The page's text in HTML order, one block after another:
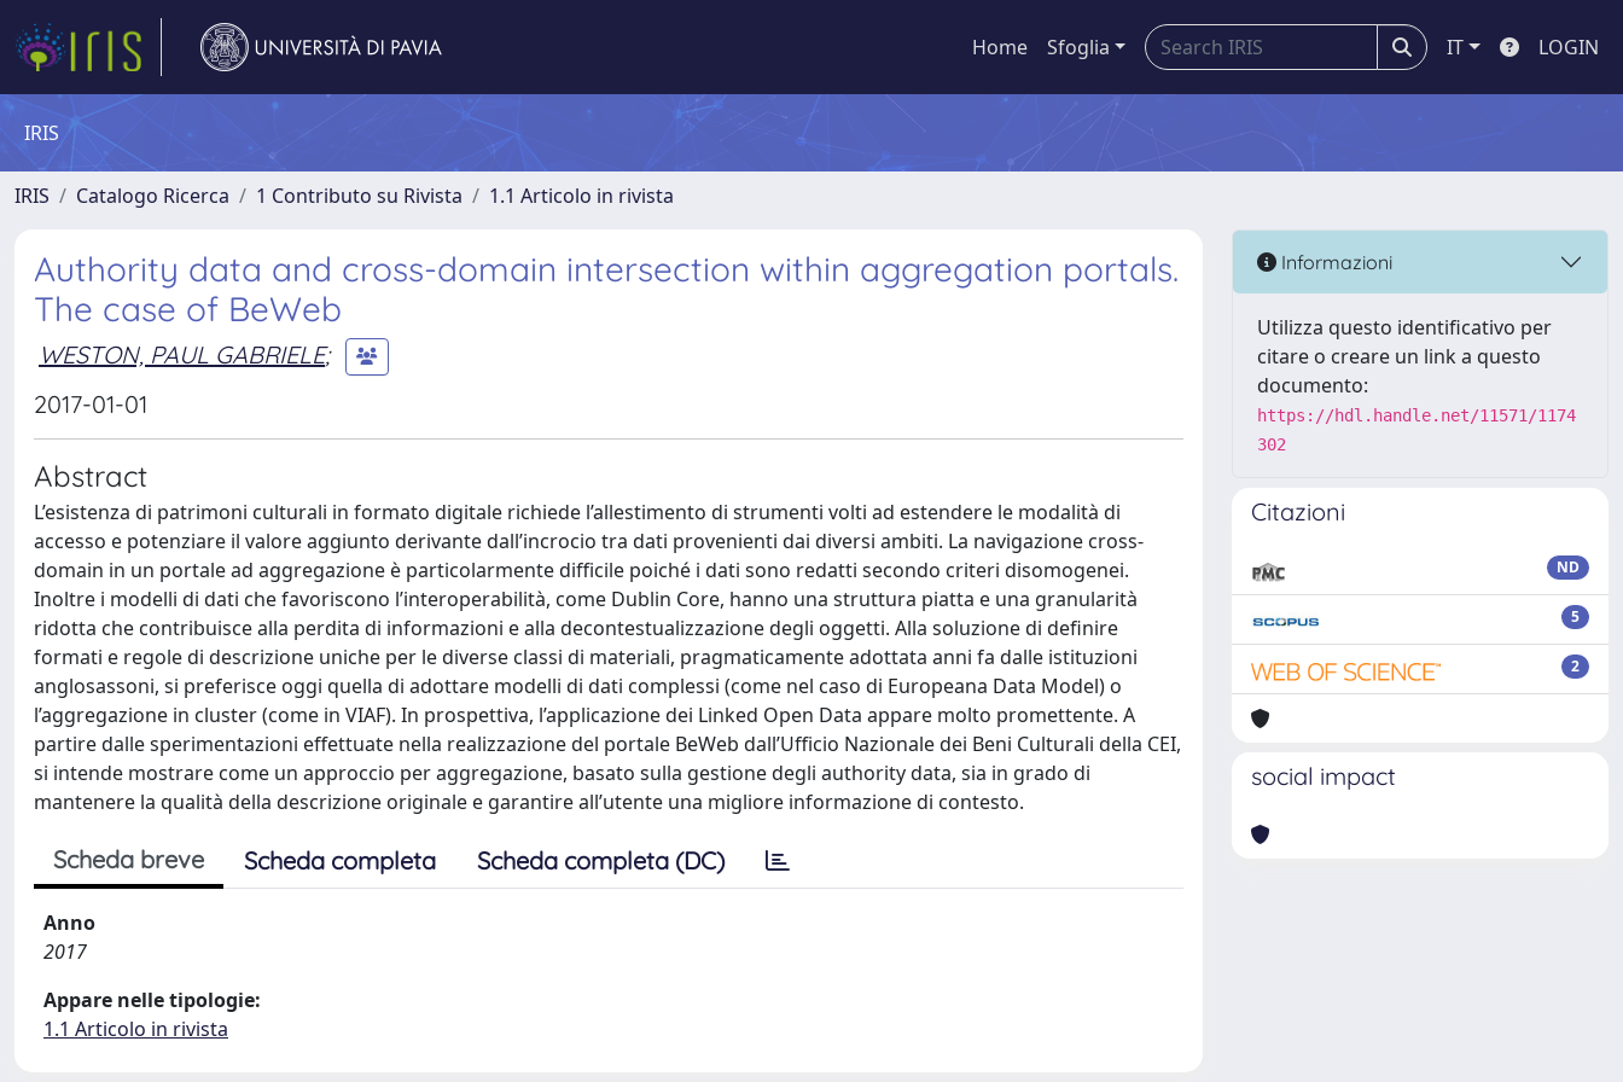
Home Sfoglia IT LOGIN
IRIS
IRIS Catalogo Ricerca 1 Contributo su Rivista 1.1 Articolo in rivista
Authority data and cross-domain intersection within aggregation portals.
The case of BeWeb
WESTON, PAUL GABRIELE;
2017-01-01
Abstract
L’esistenza di patrimoni culturali in formato digitale richiede l’allestimento di strumenti volti ad estendere le modalità di
accesso e potenziare il valore aggiunto derivante dall’incrocio tra dati provenienti dai diversi ambiti. La navigazione cross-
domain in un portale ad aggregazione è particolarmente difficile poiché i dati sono redatti secondo criteri disomogenei.
Inoltre i modelli di dati che favoriscono l’interoperabilità, come Dublin Core, hanno una struttura piatta e una granularità
ridotta che contribuisce alla perdita di informazioni e alla decontestualizzazione degli oggetti. Alla soluzione di definire
formati e regole di descrizione uniche per le diverse classi di materiali, pragmaticamente adottata anni fa dalle istituzioni
anglosassoni, si preferisce oggi quella di adottare modelli di dati complessi (come nel caso di Europeana Data Model) o
l’aggregazione in cluster (come in VIAF). In prospettiva, l’applicazione dei Linked Open Data appare molto promettente. A
partire dalle sperimentazioni effettuate nella realizzazione del portale BeWeb dall’Ufficio Nazionale dei Beni Culturali della CEI,
si intende mostrare come un approccio per aggregazione, basato sulla gestione degli authority data, sia in grado di
mantenere la qualità della descrizione originale e garantire all’utente una migliore informazione di contesto.
Scheda breve Scheda completa Scheda completa (DC)
Anno
2017
Appare nelle tipologie:
1.1 Articolo in rivista
Informazioni
Utilizza questo identificativo per
citare o creare un link a questo
documento:
https://hdl.handle.net/11571/1174
302
Citazioni
ND
5
2
social impact